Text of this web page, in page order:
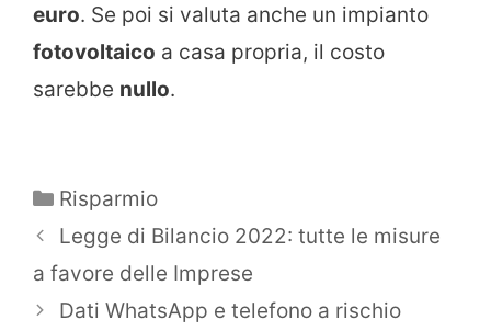
euro. Se poi si valuta anche un impianto
fotovoltaico a casa propria, il costo
sarebbe nullo.
Categorie
Risparmio
Legge di Bilancio 2022: tutte le misure
a favore delle Imprese
Dati WhatsApp e telefono a rischio